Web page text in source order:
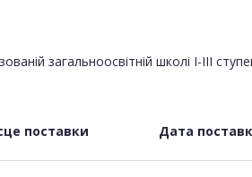
загальноосвітній школі І-ІІІ
поставки Дата